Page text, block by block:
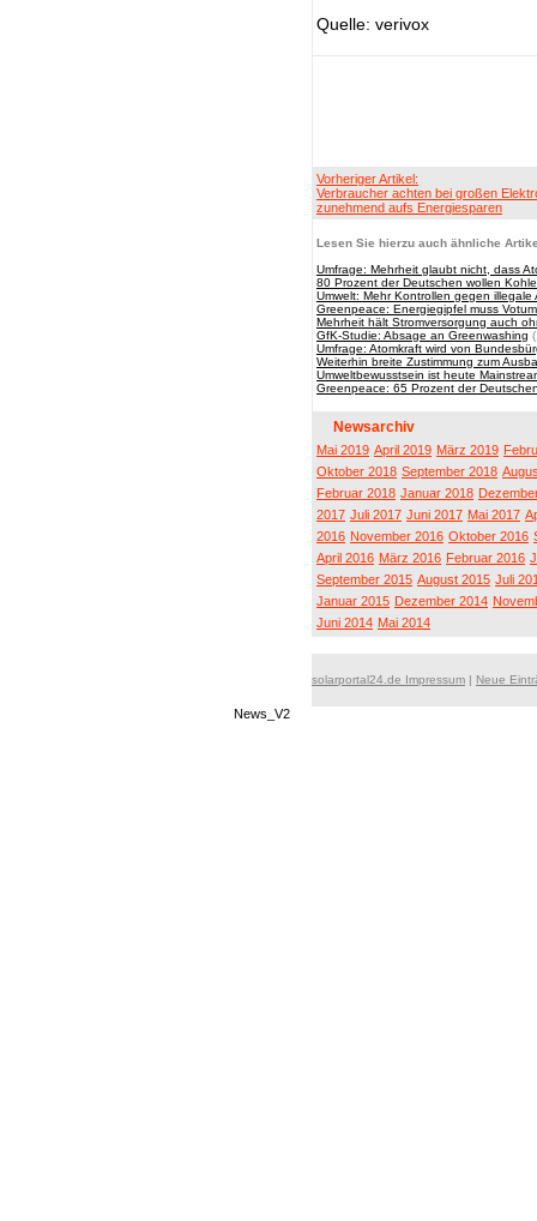
Quelle: verivox
Vorheriger Artikel:
Verbraucher achten bei großen
zunehmend aufs Energiesparen
Lesen Sie hierzu auch ähnliche
Umfrage: Mehrheit glaubt nicht, dass
80 Prozent der Deutschen wollen
Umwelt: Mehr Kontrollen gegen illegale
Greenpeace: Energiegipfel muss
Mehrheit hält Stromversorgung auch
GfK-Studie: Absage an Greenwashing
Umfrage: Atomkraft wird von
Weiterhin breite Zustimmung zum
Umweltbewusstsein ist heute
Greenpeace: 65 Prozent der
Newsarchiv
Mai 2019 April 2019 März 2019
Oktober 2018 September 2018
Februar 2018 Januar 2018
2017 Juli 2017 Juni 2017 Mai 2017
2016 November 2016 Oktober 2016
April 2016 März 2016 Februar 2016
September 2015 August 2015 Juli
Januar 2015 Dezember 2014
Juni 2014 Mai 2014
solarportal24.de Impressum | Neue
News_V2